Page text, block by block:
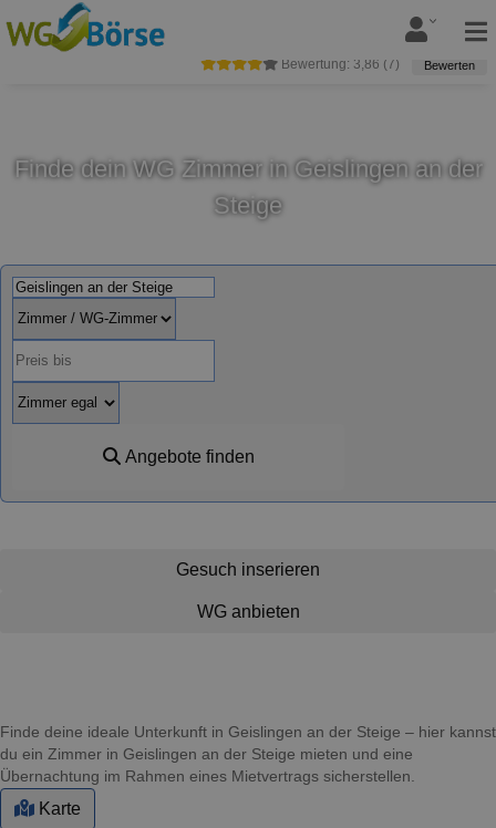
Bewertung: 3,86 ( 7) Bewerten
Finde dein WG Zimmer in Geislingen an der
Steige
Angebote finden
Gesuch inserieren
WG anbieten
Finde deine ideale Unterkunft in Geislingen an der Steige – hier kannst
du ein Zimmer in Geislingen an der Steige mieten und eine
Übernachtung im Rahmen eines Mietvertrags sicherstellen.
Karte